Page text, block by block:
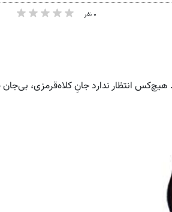
۰ نفر
انتظار ندارد جانِ کلاه‌قرمزی،
برنامه